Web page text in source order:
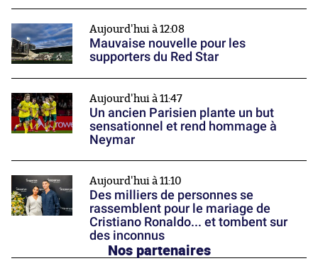
Aujourd'hui à 12:08
Mauvaise nouvelle pour les
supporters du Red Star
Aujourd'hui à 11:47
Un ancien Parisien plante un but
sensationnel et rend hommage à
Neymar
Aujourd'hui à 11:10
Des milliers de personnes se
rassemblent pour le mariage de
Cristiano Ronaldo... et tombent sur
des inconnus
Nos partenaires